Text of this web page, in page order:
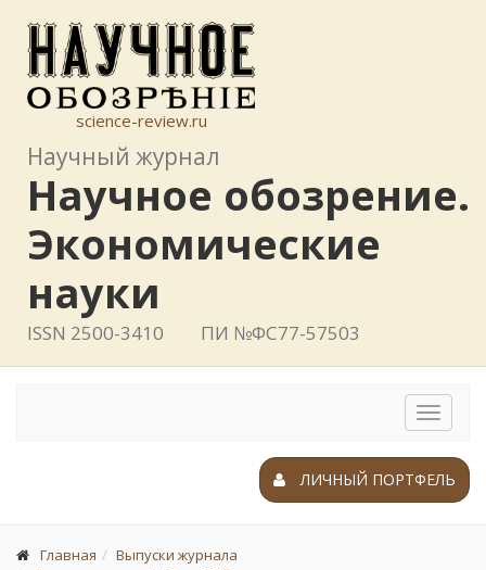
science-review.ru
Научный журнал
Научное обозрение.
Экономические
науки
ISSN 2500-3410 ПИ №ФС77-57503
Toggle
ЛИЧНЫЙ ПОРТФЕЛЬ
Главная
Выпуски журнала